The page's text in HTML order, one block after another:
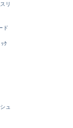
リ
ド
ｸ
ュ